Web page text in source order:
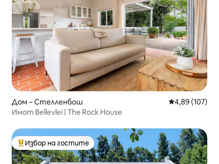
Дом – Стелленбош Средна
4,89 (107)
Имот Bellevlei | The Rock House
Най-популярен избор на гостите
Избор на гостите